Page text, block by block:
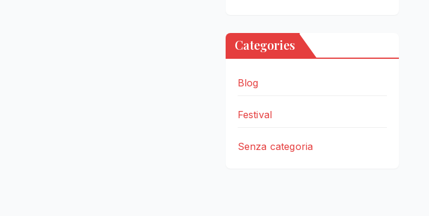
Categories
Blog
Festival
Senza categoria